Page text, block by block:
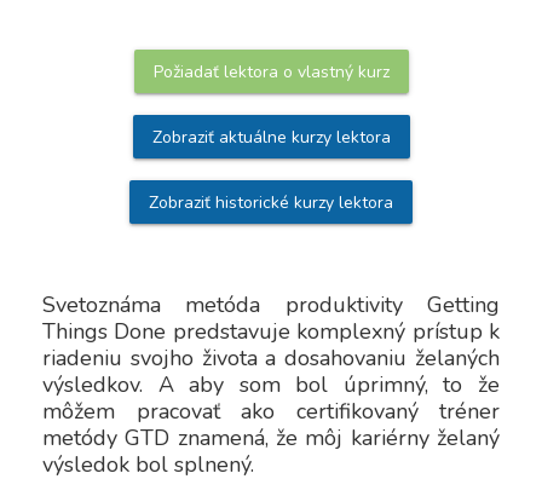
Požiadať lektora o vlastný kurz
Zobraziť aktuálne kurzy lektora
Zobraziť historické kurzy lektora
Svetoznáma metóda produktivity Getting
Things Done predstavuje komplexný prístup k
riadeniu svojho života a dosahovaniu želaných
výsledkov. A aby som bol úprimný, to že
môžem pracovať ako certifikovaný tréner
metódy GTD znamená, že môj kariérny želaný
výsledok bol splnený.